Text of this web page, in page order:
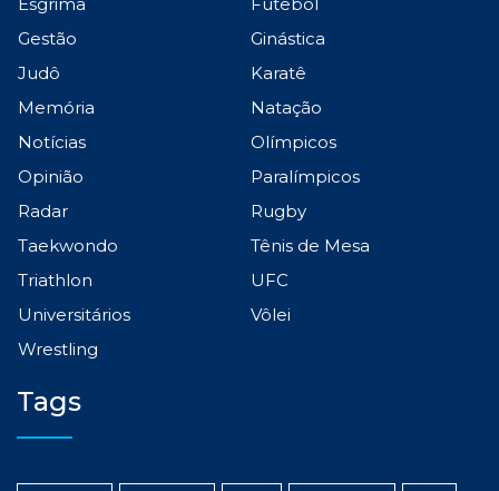
Gestão
Ginástica
Judô
Karatê
Memória
Natação
Notícias
Olímpicos
Opinião
Paralímpicos
Radar
Rugby
Taekwondo
Tênis de Mesa
Triathlon
UFC
Universitários
Vôlei
Wrestling
Tags